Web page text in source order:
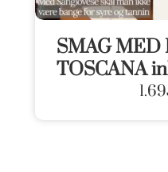
SMAG MED
TOSCANA